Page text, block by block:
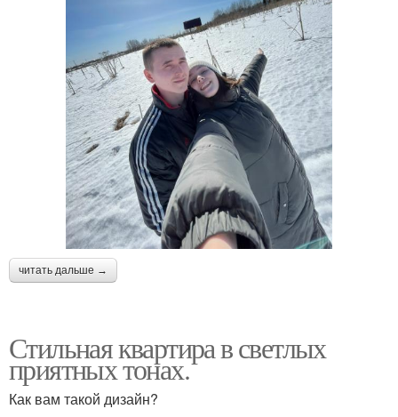
читать дальше →
Стильная квартира в светлых
приятных тонах.
Как вам такой дизайн?